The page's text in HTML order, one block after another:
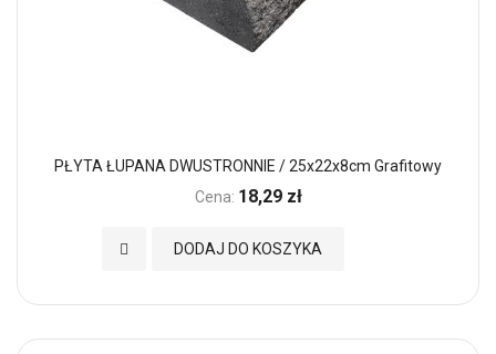
PŁYTA ŁUPANA DWUSTRONNIE / 25x22x8cm Grafitowy
Cena: 18,29 zł
DODAJ DO KOSZYKA
Dodaj do Ulubionych